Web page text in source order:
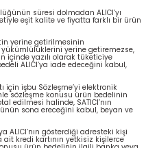
süresi dolmadan ALICI’yı
eşit kalite ve fiyatta farklı bir ürün
yerine getirilmesinin
yerine getiremezse,
içinde yazılı olarak tüketiciye
ALICI’ya iade edeceğini kabul,
için işbu Sözleşme’yi elektronik
sözleşme konusu ürün bedelinin
edilmesi halinde, SATICI’nın
sona ereceğini kabul, beyan ve
ALICI’nın gösterdiği adresteki kişi
kredi kartının yetkisiz kişilerce